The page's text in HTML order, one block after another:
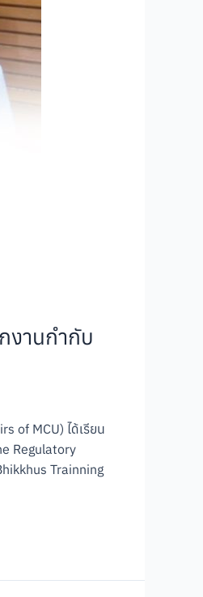
งานกำกับ
of MCU) ได้เรียน
Regulatory
Trainning